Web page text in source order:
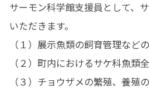
サーモン科学館支援員として、
いただきます。
（１）展示魚類の飼育管理など
（２）町内におけるサケ科魚類
（３）チョウザメの繁殖、養殖